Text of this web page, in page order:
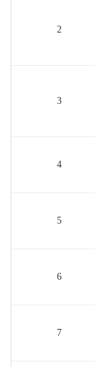
2
3
4
5
6
7